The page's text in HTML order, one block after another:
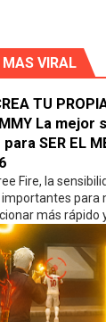
Y LO
TOP
PARA
- ES
EL MEJOR
MAS VIRAL
TU
La mejor
SER EL
Fire, la
para
más rápido